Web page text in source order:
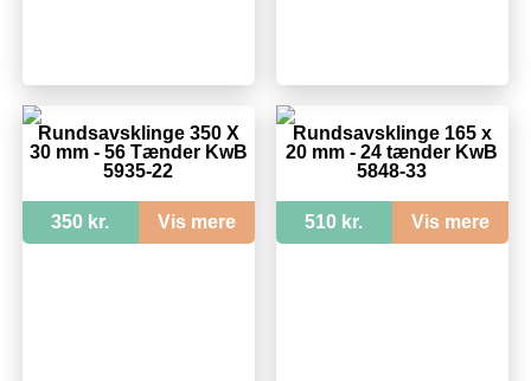
Rundsavsklinge 350 X
30 mm - 56 Tænder KwB
5935-22
350 kr. Vis mere
Rundsavsklinge 165 x
20 mm - 24 tænder KwB
5848-33
510 kr. Vis mere